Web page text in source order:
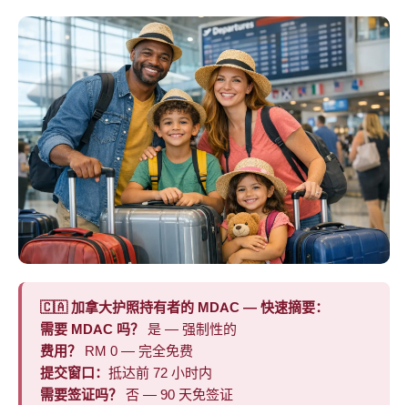
🇨🇦 加拿大护照持有者的 MDAC — 快速摘要：
需要 MDAC 吗？ 是 — 强制性的
费用？ RM 0 — 完全免费
提交窗口： 抵达前 72 小时内
需要签证吗？ 否 — 90 天免签证